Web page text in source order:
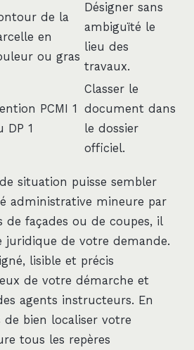
de la
en
ou gras
Désigner sans
ambiguïté le
lieu des
travaux.
PCMI 1
DP 1
Classer le
document dans
le dossier
officiel.
situation puisse sembler
administrative mineure par
de façades ou de coupes, il
juridique de votre demande.
lisible et précis
de votre démarche et
agents instructeurs. En
bien localiser votre
tous les repères